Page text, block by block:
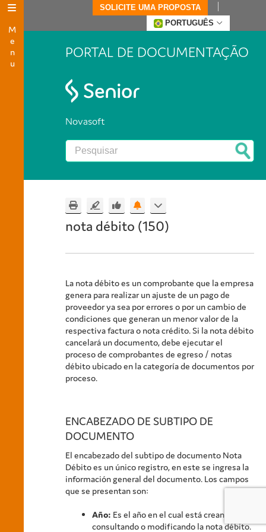
Menu
SOLICITE UMA PROPOSTA
PORTUGUÊS
PORTAL DE DOCUMENTAÇÃO
Novasoft
nota débito (150)
La nota débito es un comprobante que la empresa
genera para realizar un ajuste de un pago de
proveedor ya sea por errores o por un cambio de
condiciones que generan un menor valor de la
respectiva factura o nota crédito. Si la nota débito
cancelará un documento, debe ejecutar el
proceso de comprobantes de egreso / notas
débito ubicado en la categoría de documentos por
proceso.
ENCABEZADO DE SUBTIPO DE
DOCUMENTO
El encabezado del subtipo de documento Nota
Débito es un único registro, en este se ingresa la
información general del documento. Los campos
que se presentan son:
Año: Es el año en el cual está creando,
consultando o modificando la nota débito.